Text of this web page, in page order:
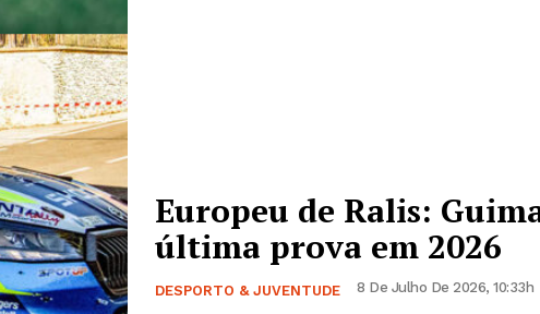
Europeu de Ralis:
última prova em 2026
DESPORTO & JUVENTUDE 8 De Julho De 2026, 10:33h